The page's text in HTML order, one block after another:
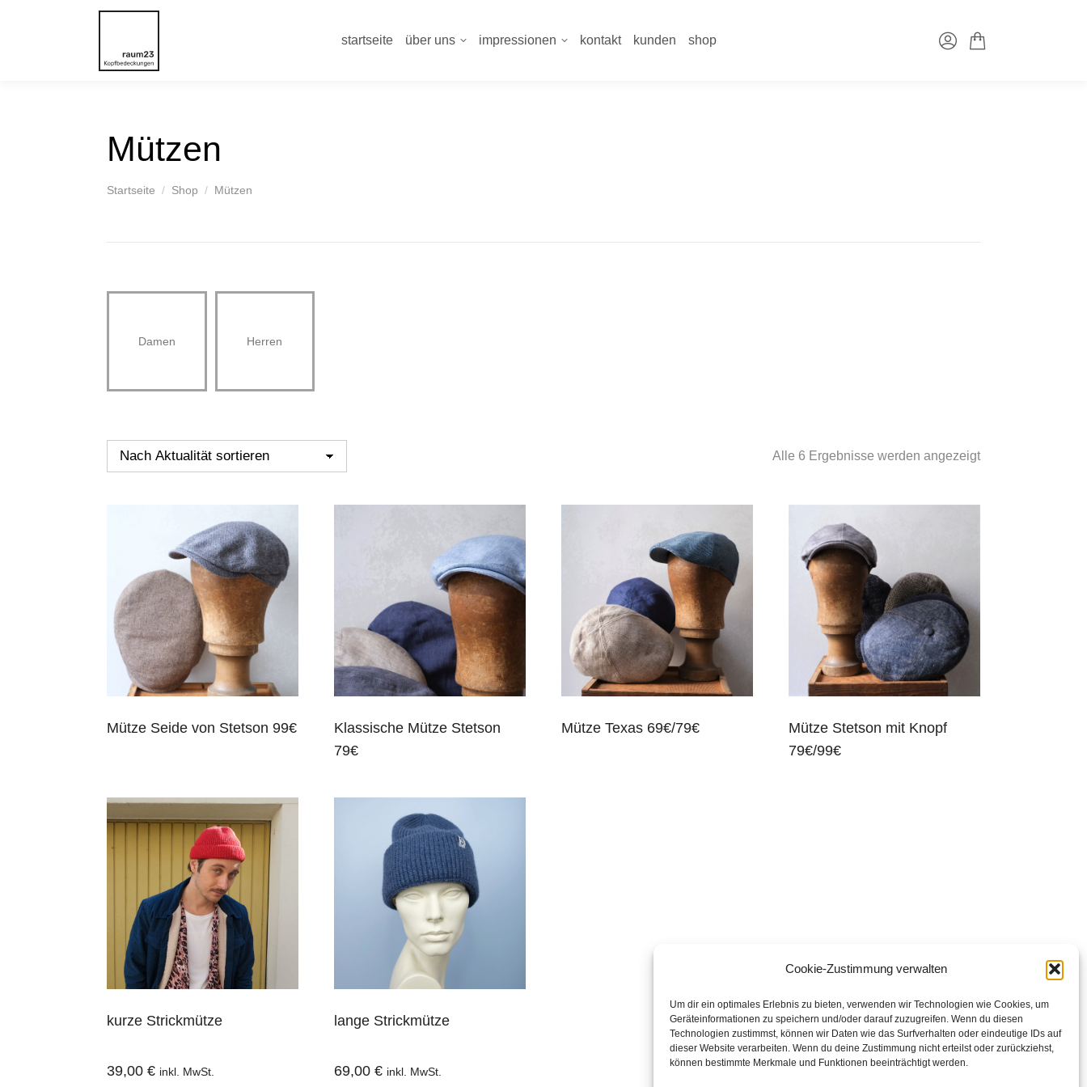
Cookie-Zustimmung verwalten
Um dir ein optimales Erlebnis zu bieten, verwenden wir Technologien wie Cookies, um
Geräteinformationen zu speichern und/oder darauf zuzugreifen. Wenn du diesen
Technologien zustimmst, können wir Daten wie das Surfverhalten oder eindeutige IDs auf
dieser Website verarbeiten. Wenn du deine Zustimmung nicht erteilst oder zurückziehst,
können bestimmte Merkmale und Funktionen beeinträchtigt werden.
startseite über uns impressionen kontakt kunden shop
Mützen
You are here:
Startseite Shop Mützen
Damen Herren
Alle 6 Ergebnisse werden angezeigtNach
sortiert
Mütze Seide von Stetson 99€
Klassische Mütze Stetson
79€
Mütze Texas 69€/79€
Mütze Stetson mit Knopf
79€/99€
kurze Strickmütze
39,00 € inkl. MwSt.
lange Strickmütze
69,00 € inkl. MwSt.